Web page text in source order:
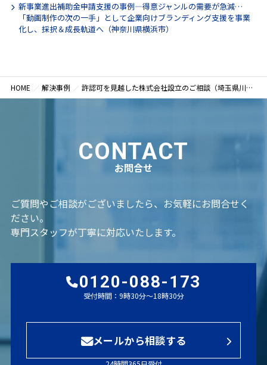
新事業進出補助金申請支援の事例―得意ジャンルの需要が急減…
「動画制作の次の一手」として企業向けブランディング支援を事業
化し、採択＆成長軌道へ（神奈川県横浜市）
HOME 解決事例 許認可を見越した株式会社設立のご相談（埼玉県川口市）
CONTACT
お問合せ
ご質問やご相談がございましたら、お気軽にお問合せく
ださい。
専門スタッフが丁寧に対応いたします。
0120-088-173
受付時間：9時30分～18時30分
メールから相談する